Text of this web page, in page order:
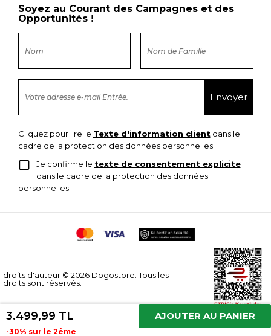
3.499,99 TL AJOUTER AU PANIER
-30% sur le 2ême
Soyez au Courant des Campagnes et des
Opportunités !
Cliquez pour lire le Texte d'information clientdans le
cadre de la protection des données personnelles.
Je confirme le texte de consentement explicite
dans le cadre de la protection des données
personnelles.
droits d'auteur © 2026 Dogostore. Tous les
droits sont réservés.